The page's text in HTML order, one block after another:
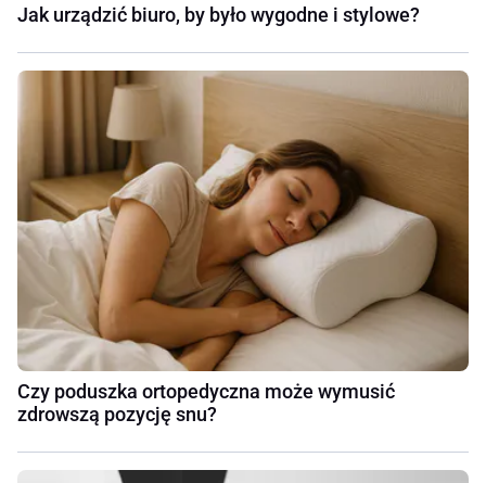
Jak urządzić biuro, by było wygodne i stylowe?
Czy poduszka ortopedyczna może wymusić
zdrowszą pozycję snu?